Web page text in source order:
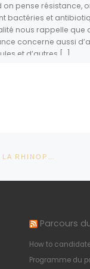
on pense résistance,
bactéries et
nous rappelle que
concerne aussi
et d’autres […]
Parcours
How to
Programme du